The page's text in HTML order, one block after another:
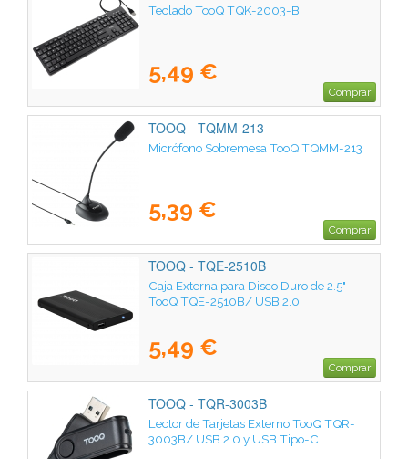
Teclado TooQ TQK-2003-B
5,49 €
Comprar
TOOQ - TQMM-213
Micrófono Sobremesa TooQ TQMM-213
5,39 €
Comprar
TOOQ - TQE-2510B
Caja Externa para Disco Duro de 2.5"
TooQ TQE-2510B/ USB 2.0
5,49 €
Comprar
TOOQ - TQR-3003B
Lector de Tarjetas Externo TooQ TQR-
3003B/ USB 2.0 y USB Tipo-C